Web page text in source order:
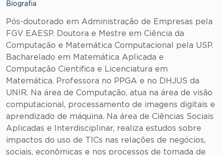
Biografia
Pós-doutorado em Administração de Empresas pela
FGV EAESP. Doutora e Mestre em Ciência da
Computação e Matemática Computacional pela USP.
Bacharelado em Matemática Aplicada e
Computação Cientifica e Licenciatura em
Matemática. Professora no PPGA e no DHJUS da
UNIR. Na área de Computação, atua na área de visão
computacional, processamento de imagens digitais e
aprendizado de máquina. Na área de Ciências Sociais
Aplicadas e Interdisciplinar, realiza estudos sobre
impactos do uso de TICs nas relações de negócios,
sociais, econômicas e nos processos de tomada de